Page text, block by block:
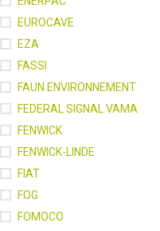
EUROCAVE
EZA
FASSI
FAUN ENVIRONNEMENT
FEDERAL SIGNAL VAMA
FENWICK
FENWICK-LINDE
FIAT
FOG
FOMOCO